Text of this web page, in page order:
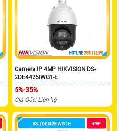
Camera IP 4MP HIKVISION DS-
2DE4425IWG1-E
5%-35%
Giá Gốc: Liên hệ